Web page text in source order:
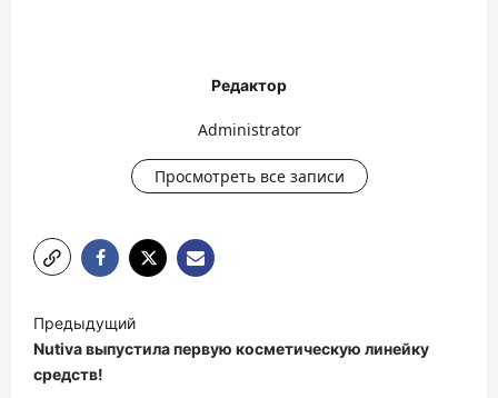
Редактор
Administrator
Просмотреть все записи
Н
а
в
Предыдущий
Nutiva выпустила первую косметическую линейку
средств!